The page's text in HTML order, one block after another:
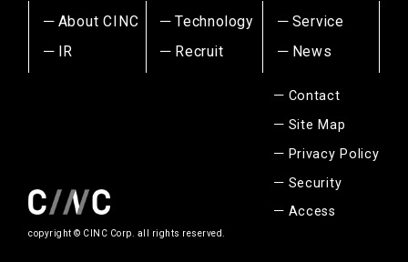
About CINC
IR
Technology
Recruit
Service
News
copyright © CINC Corp. all rights reserved.
Contact
Site Map
Privacy Policy
Security
Access